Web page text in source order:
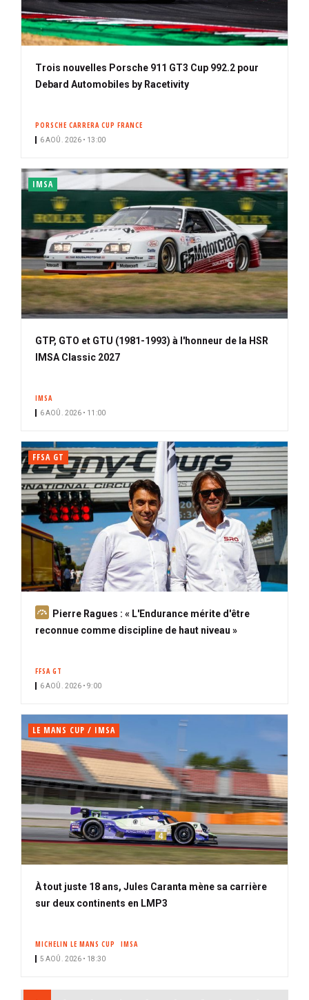
Trois nouvelles Porsche 911 GT3 Cup 992.2 pour
Debard Automobiles by Racetivity
PORSCHE CARRERA CUP FRANCE
6 AOÛ. 2026 • 13:00
IMSA
GTP, GTO et GTU (1981-1993) à l'honneur de la HSR
IMSA Classic 2027
IMSA
6 AOÛ. 2026 • 11:00
FFSA GT
A
b
Pierre Ragues : « L'Endurance mérite d'être
reconnue comme discipline de haut niveau »
FFSA GT
6 AOÛ. 2026 • 9:00
LE MANS CUP / IMSA
À tout juste 18 ans, Jules Caranta mène sa carrière
sur deux continents en LMP3
MICHELIN LE MANS CUP IMSA
5 AOÛ. 2026 • 18:30